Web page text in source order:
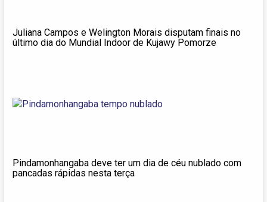
Juliana Campos e Welington Morais disputam finais no
último dia do Mundial Indoor de Kujawy Pomorze
Pindamonhangaba deve ter um dia de céu nublado com
pancadas rápidas nesta terça